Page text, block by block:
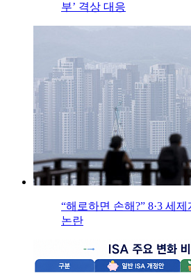
부’ 격상 대응
“해로하면 손해?” 8·3 세
논란